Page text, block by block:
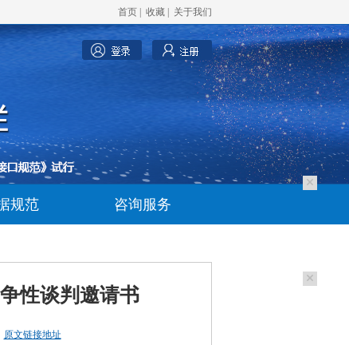
首页 收藏 关于我们
规范 咨询服务
性谈判邀请书
原文链接地址